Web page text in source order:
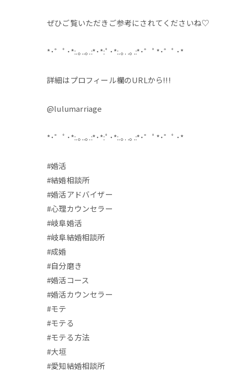
ぜひご覧いただきご参考にされてくださいね♡
*･゜ﾟ･*:.｡..｡.:*･*:ﾟ･*:.｡. .｡.:*･゜ﾟ*･゜ﾟ･*
詳細はプロフィール欄のURLから!!!
@lulumarriage
*･゜ﾟ･*:.｡..｡.:*･*:ﾟ･*:.｡. .｡.:*･゜ﾟ*･゜ﾟ･*
#婚活
#結婚相談所
#婚活アドバイザー
#心理カウンセラー
#岐阜婚活
#岐阜結婚相談所
#成婚
#自分磨き
#婚活コース
#婚活カウンセラー
#モテ
#モテる
#モテる方法
#大垣
#愛知結婚相談所